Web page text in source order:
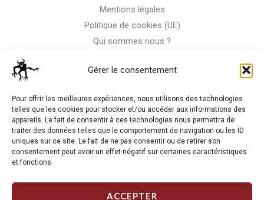
Gérer le consentement
Pour offrir les meilleures expériences, nous utilisons des technologies
telles que les cookies pour stocker et/ou accéder aux informations des
appareils. Le fait de consentir à ces technologies nous permettra de
traiter des données telles que le comportement de navigation ou les ID
uniques sur ce site. Le fait de ne pas consentir ou de retirer son
consentement peut avoir un effet négatif sur certaines caractéristiques
et fonctions.
ACCEPTER
Mentions légales
Politique de cookies (UE)
Qui sommes nous ?
La RC n'est pas notre seule passion, venez visiter notre shop
de motos